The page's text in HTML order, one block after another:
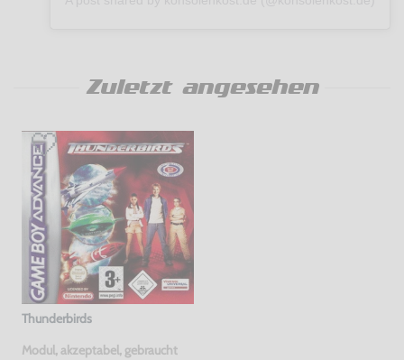
Zuletzt angesehen
Thunderbirds
Modul, akzeptabel, gebraucht